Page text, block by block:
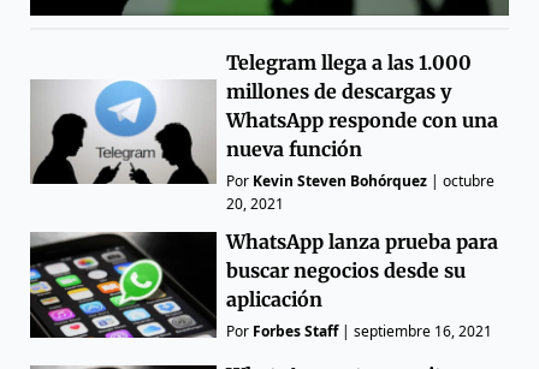
Telegram llega a las 1.000
millones de descargas y
WhatsApp responde con una
nueva función
Por Kevin Steven Bohórquez |octubre
20, 2021
WhatsApp lanza prueba para
buscar negocios desde su
aplicación
Por Forbes Staff|septiembre 16, 2021